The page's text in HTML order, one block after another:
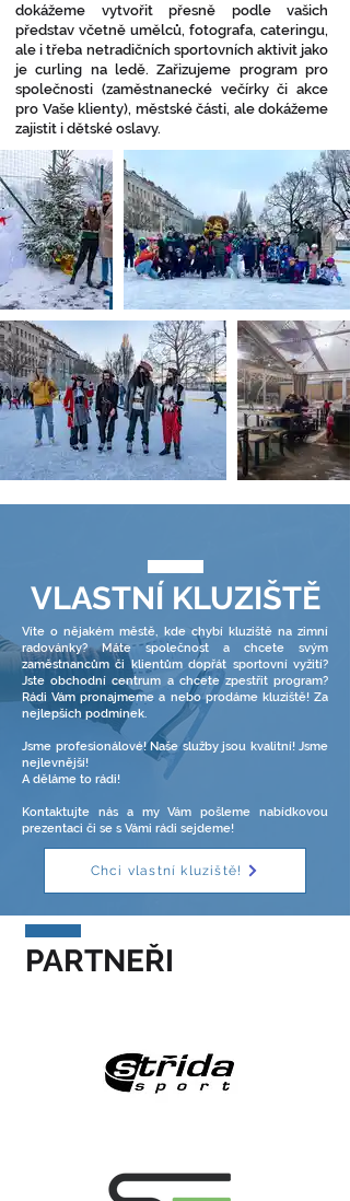
dokážeme vytvořit přesně podle vašich
představ včetně umělců, fotografa, cateringu,
ale i třeba netradičních sportovních aktivit jako
je curling na ledě. Zařizujeme program pro
společnosti (zaměstnanecké večírky či akce
pro Vaše klienty), městské části, ale dokážeme
zajistit i dětské oslavy.
VLASTNÍ KLUZIŠTĚ
Víte o nějakém městě, kde chybí kluziště na zimní
radovánky? Máte společnost a chcete svým
zaměstnancům či klientům dopřát sportovní vyžití?
Jste obchodní centrum a chcete zpestřit program?
Rádi Vám pronajmeme a nebo prodáme kluziště! Za
nejlepších podmínek.
Jsme profesionálové! Naše služby jsou kvalitní! Jsme
nejlevnější!
A děláme to rádi!
Kontaktujte nás a my Vám pošleme nabídkovou
prezentaci či se s Vámi rádi sejdeme!
Chci vlastní kluziště!
PARTNEŘI